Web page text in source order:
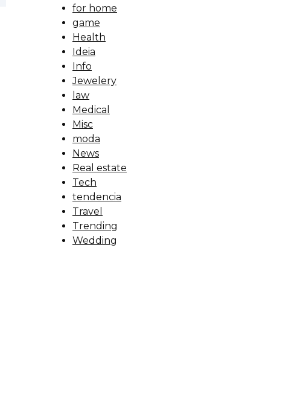
for home
game
Health
Ideia
Info
Jewelery
law
Medical
Misc
moda
News
Real estate
Tech
tendencia
Travel
Trending
Wedding